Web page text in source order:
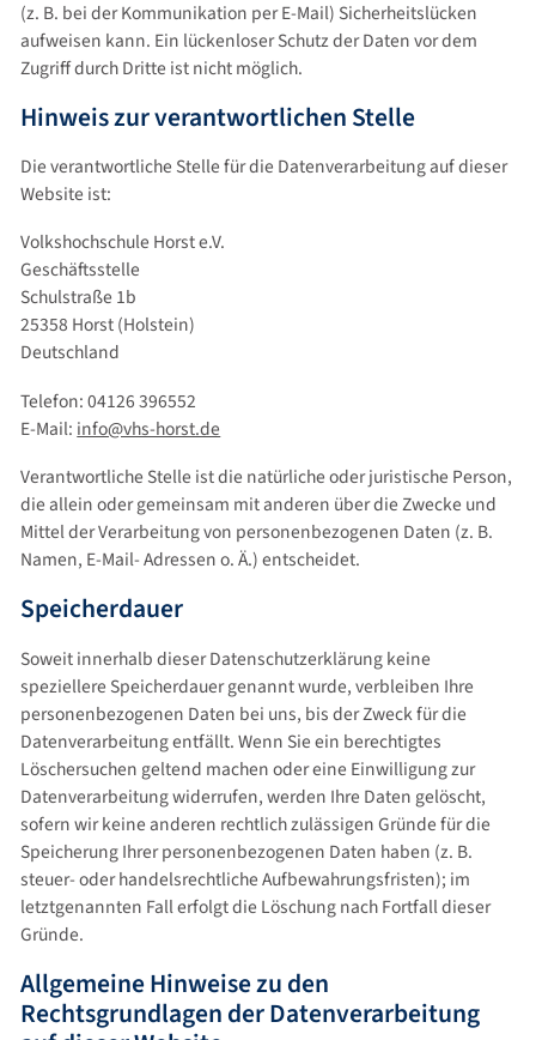
(z. B. bei der Kommunikation per E-Mail) Sicherheitslücken
aufweisen kann. Ein lückenloser Schutz der Daten vor dem
Zugriff durch Dritte ist nicht möglich.
Hinweis zur verantwortlichen Stelle
Die verantwortliche Stelle für die Datenverarbeitung auf dieser
Website ist:
Volkshochschule Horst e.V.
Geschäftsstelle
Schulstraße 1b
25358 Horst (Holstein)
Deutschland
Telefon: 04126 396552
E-Mail: info@vhs-horst.de
Verantwortliche Stelle ist die natürliche oder juristische Person,
die allein oder gemeinsam mit anderen über die Zwecke und
Mittel der Verarbeitung von personenbezogenen Daten (z. B.
Namen, E-Mail- Adressen o. Ä.) entscheidet.
Speicherdauer
Soweit innerhalb dieser Datenschutzerklärung keine
speziellere Speicherdauer genannt wurde, verbleiben Ihre
personenbezogenen Daten bei uns, bis der Zweck für die
Datenverarbeitung entfällt. Wenn Sie ein berechtigtes
Löschersuchen geltend machen oder eine Einwilligung zur
Datenverarbeitung widerrufen, werden Ihre Daten gelöscht,
sofern wir keine anderen rechtlich zulässigen Gründe für die
Speicherung Ihrer personenbezogenen Daten haben (z. B.
steuer- oder handelsrechtliche Aufbewahrungsfristen); im
letztgenannten Fall erfolgt die Löschung nach Fortfall dieser
Gründe.
Allgemeine Hinweise zu den
Rechtsgrundlagen der Datenverarbeitung